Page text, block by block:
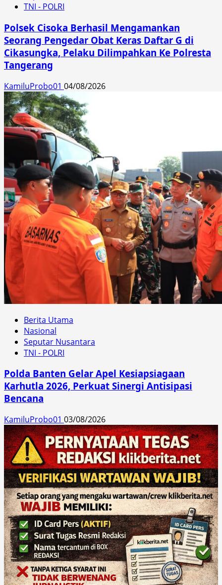
TNI - POLRI
Polsek Cisoka Berhasil Mengamankan
Seorang Pengedar Obat Keras Daftar G di
Cikasungka, Pelaku Dilimpahkan Ke Polresta
Tangerang
KamiluProbo01 04/08/2026
Berita Utama
Nasional
Seputar Nusantara
TNI - POLRI
Polda Banten Gelar Apel Kesiapsiagaan
Karhutla 2026, Perkuat Sinergi Antisipasi
Bencana
KamiluProbo01 03/08/2026